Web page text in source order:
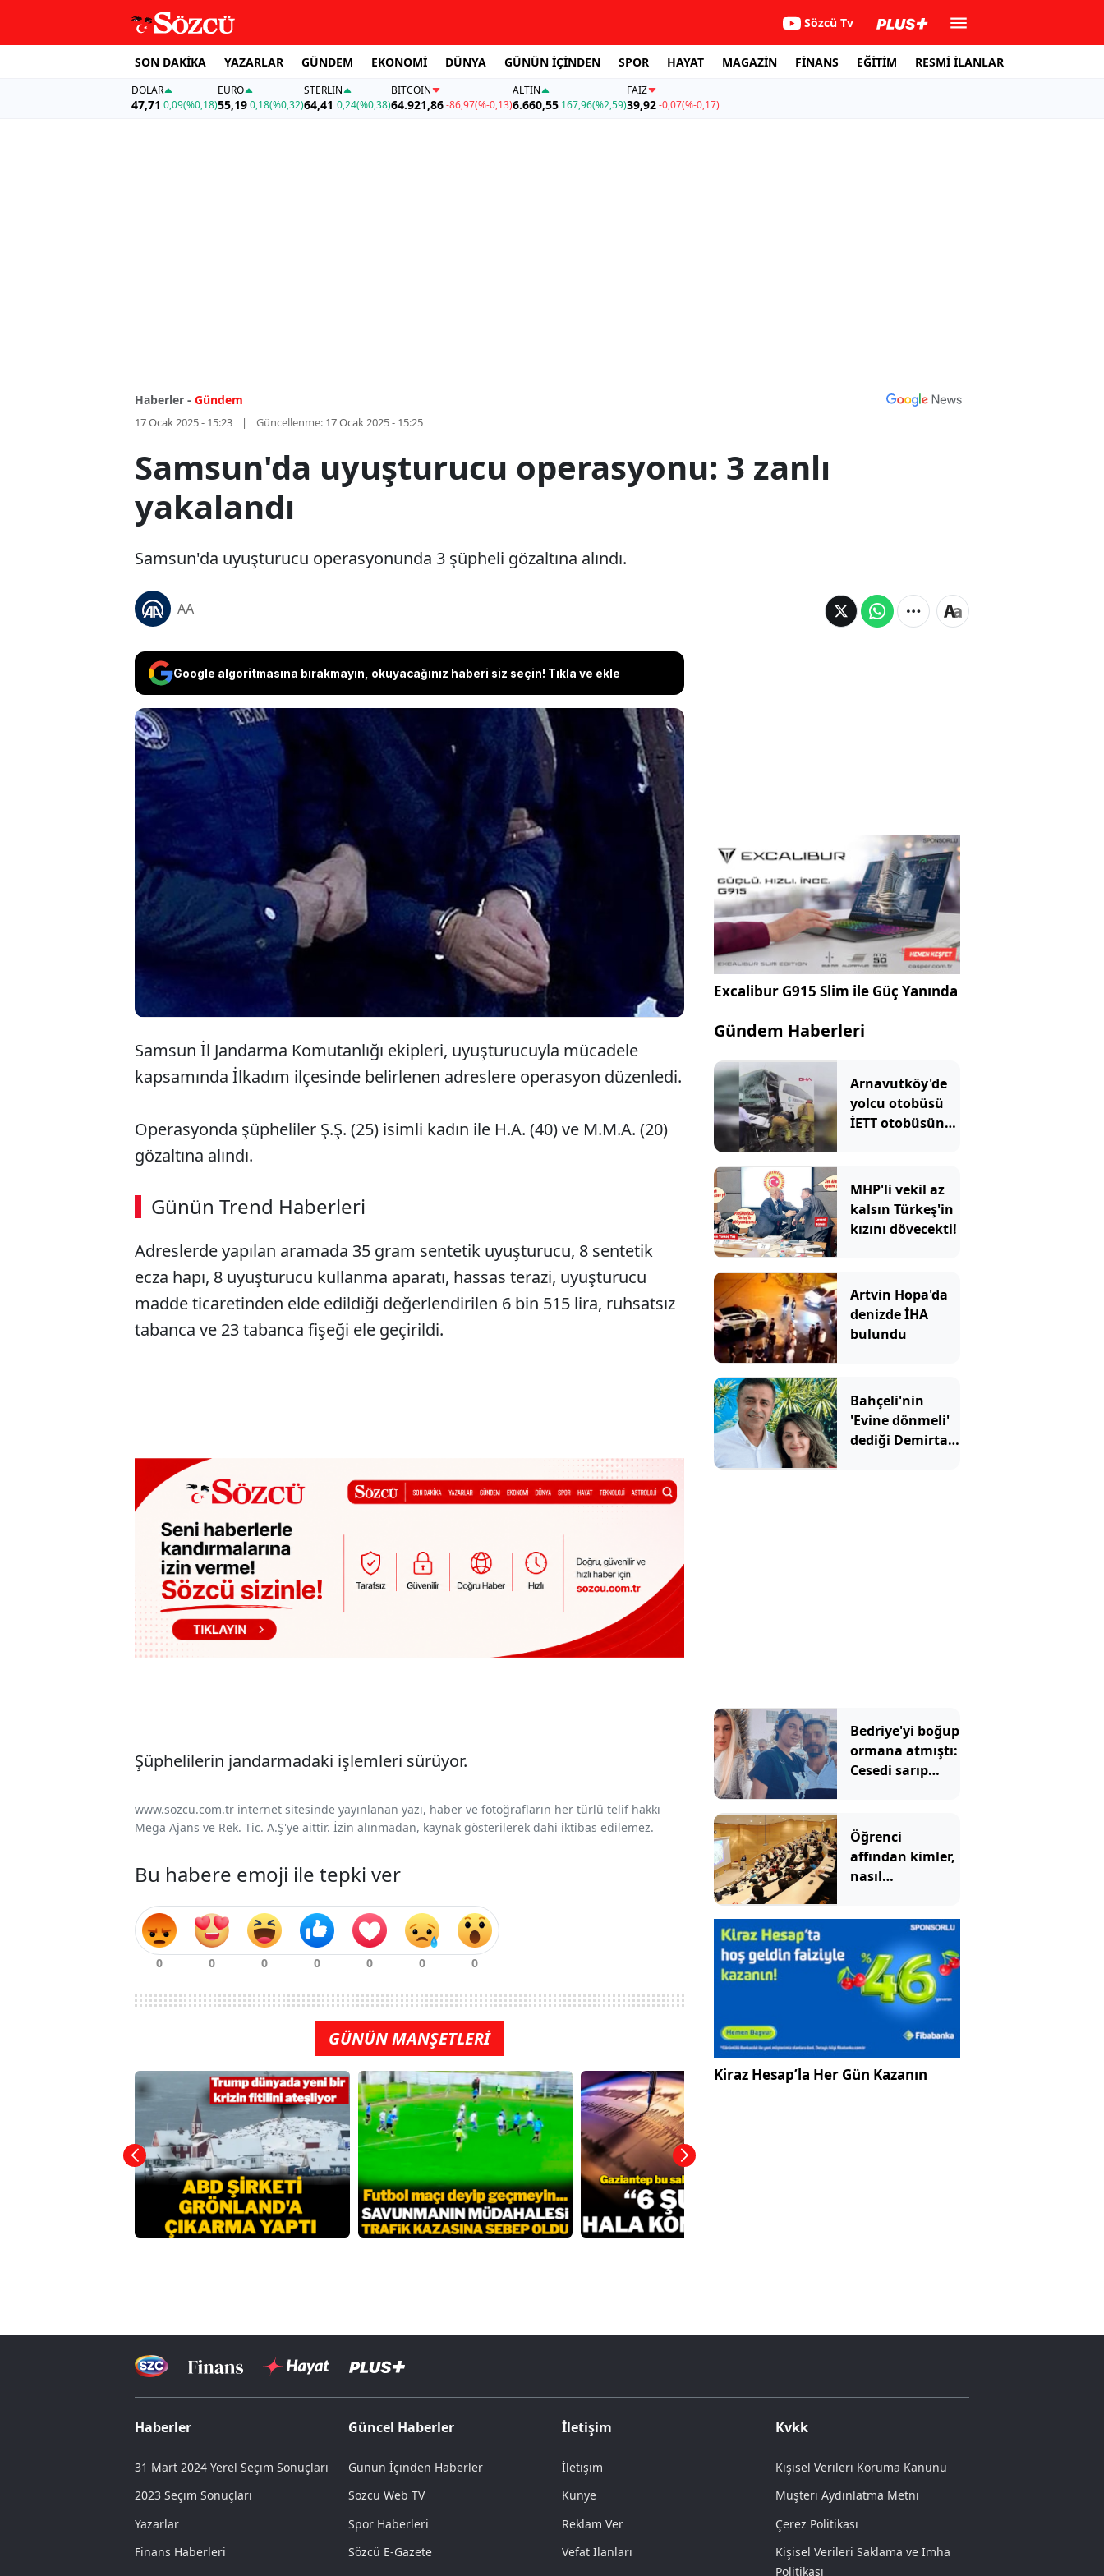
Sözcü Tv
SON DAKİKA YAZARLAR GÜNDEM EKONOMİ DÜNYA GÜNÜN İÇİNDEN SPOR HAYAT MAGAZİN FİNANS EĞİTİM RESMİ İLANLAR
DOLAR
47,71 0,09(%0,18)
EURO
55,19 0,18(%0,32)
STERLIN
64,41 0,24(%0,38)
BITCOIN
64.921,86-86,97(%-0,13)
ALTIN
6.660,55 167,96(%2,59)
FAİZ
39,92-0,07(%-0,17)
Haberler - Gündem
17 Ocak 2025 - 15:23 Güncellenme: 17 Ocak 2025 - 15:25
Samsun'da uyuşturucu operasyonu: 3 zanlı
yakalandı
Samsun'da uyuşturucu operasyonunda 3 şüpheli gözaltına alındı.
AA
Google algoritmasına bırakmayın, okuyacağınız haberi siz seçin! Tıkla ve ekle
Samsun'da uyuşturucu
operasyonunda 3 şüpheli gözaltına
alındı.
Samsun İl Jandarma Komutanlığı ekipleri, uyuşturucuyla mücadele
kapsamında İlkadım ilçesinde belirlenen adreslere operasyon düzenledi.
Operasyonda şüpheliler Ş.Ş. (25) isimli kadın ile H.A. (40) ve M.M.A. (20)
gözaltına alındı.
Günün Trend Haberleri
00:02 / 09:15
Sesi Aç
Adreslerde yapılan aramada 35 gram sentetik uyuşturucu, 8 sentetik
ecza hapı, 8 uyuşturucu kullanma aparatı, hassas terazi, uyuşturucu
madde ticaretinden elde edildiği değerlendirilen 6 bin 515 lira, ruhsatsız
tabanca ve 23 tabanca fişeği ele geçirildi.
Şüphelilerin jandarmadaki işlemleri sürüyor.
www.sozcu.com.tr internet sitesinde yayınlanan yazı, haber ve fotoğrafların her türlü telif hakkı
Mega Ajans ve Rek. Tic. A.Ş'ye aittir. İzin alınmadan, kaynak gösterilerek dahi iktibas edilemez.
Bu habere emoji ile tepki ver
GÜNÜN MANŞETLERİ
Excalibur G915 Slim ile Güç Yanında
Gündem Haberleri
Arnavutköy'de
yolcu otobüsü
İETT otobüsüne
MHP'li vekil az
kalsın Türkeş'in
kızını dövecekti!
Artvin Hopa'da
denizde İHA
bulundu
Bahçeli'nin
'Evine dönmeli'
dediği Demirtaş
Bedriye'yi boğup
ormana atmıştı:
Cesedi sarıp
etmiş
Öğrenci
affından kimler,
nasıl
İşte detaylar
Kiraz Hesap’la Her Gün Kazanın
Haberler
31 Mart 2024 Yerel Seçim Sonuçları
2023 Seçim Sonuçları
Yazarlar
Finans Haberleri
Güncel Haberler
Günün İçinden Haberler
Sözcü Web TV
Spor Haberleri
Sözcü E-Gazete
İletişim
İletişim
Künye
Reklam Ver
Vefat İlanları
Kvkk
Kişisel Verileri Koruma Kanunu
Müşteri Aydınlatma Metni
Çerez Politikası
Kişisel Verileri Saklama ve İmha
Politikası